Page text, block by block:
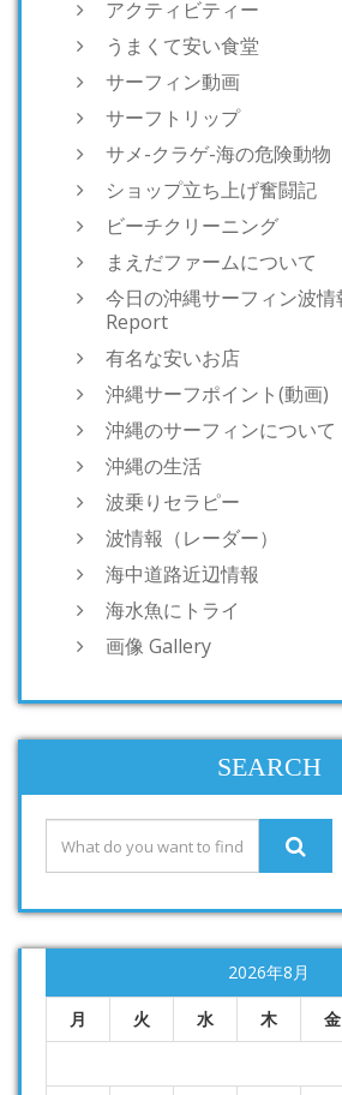
アクティビティー
うまくて安い食堂
サーフィン動画
サーフトリップ
サメ-クラゲ-海の危険動物
ショップ立ち上げ奮闘記
ビーチクリーニング
まえだファームについて
今日の沖縄サーフィン波
Report
有名な安いお店
沖縄サーフポイント(動画)
沖縄のサーフィンについて
沖縄の生活
波乗りセラピー
波情報（レーダー）
海中道路近辺情報
海水魚にトライ
画像 Gallery
SEARCH
2026年8月
月 火 水 木 金